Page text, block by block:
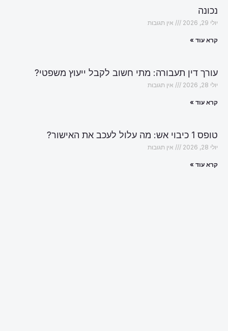
נכונה
יולי 29, 2026 אין תגובות
קרא עוד »
עורך דין תעבורה: מתי חשוב לקבל ייעוץ משפטי?
יולי 28, 2026 אין תגובות
קרא עוד »
טופס 1 כיבוי אש: מה עלול לעכב את האישור?
יולי 28, 2026 אין תגובות
קרא עוד »